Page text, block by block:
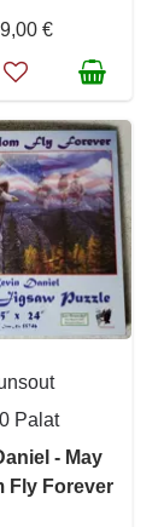
€
Palat
- May
Fly Forever